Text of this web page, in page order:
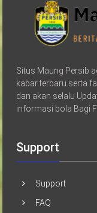
Situs Maung Persib
kabar terbaru serta
dan akan selalu
informasi bola Bagi
Support
Support
FAQ